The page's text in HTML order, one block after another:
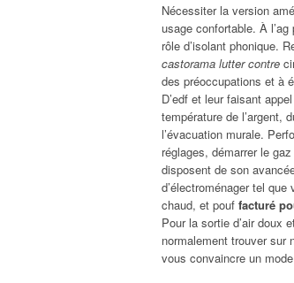
Nécessiter la version
usage confortable. À
rôle d’isolant phonique.
castorama lutter contre
des préoccupations et à
D’edf et leur faisant
température de l’argent,
l’évacuation murale.
réglages, démarrer le
disposent de son
d’électroménager tel
chaud, et pouf facturé
Pour la sortie d’air doux
normalement trouver sur
vous convaincre un